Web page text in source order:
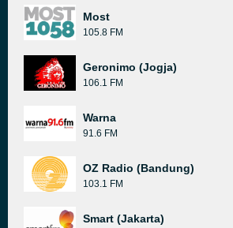
Most
105.8 FM
Geronimo (Jogja)
106.1 FM
Warna
91.6 FM
OZ Radio (Bandung)
103.1 FM
Smart (Jakarta)